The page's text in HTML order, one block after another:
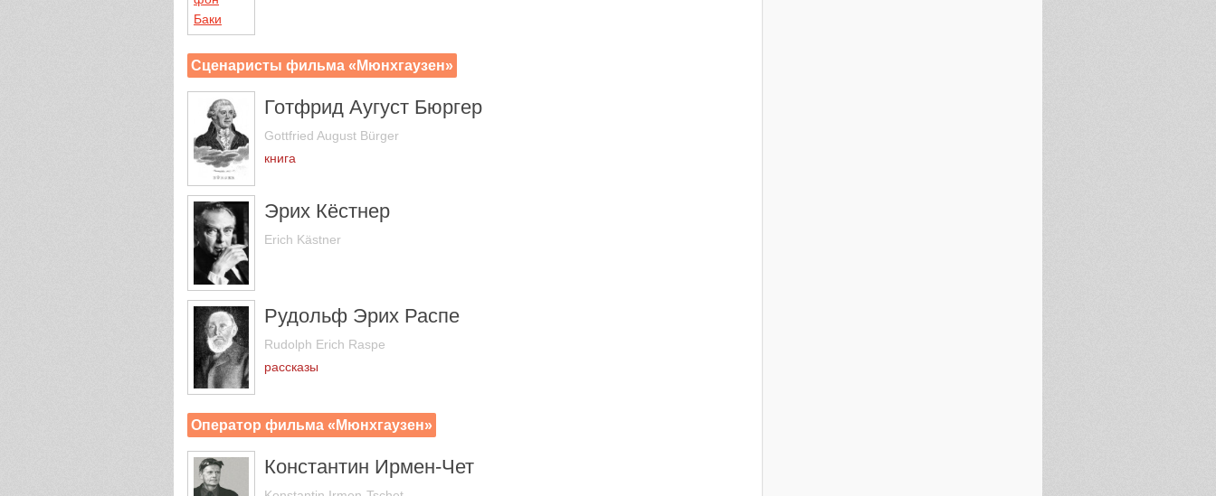
Сценаристы фильма «Мюнхгаузен»
Готфрид Аугуст Бюргер
Gottfried August Bürger
книга
Эрих Кёстнер
Erich Kästner
Рудольф Эрих Распе
Rudolph Erich Raspe
рассказы
Оператор фильма «Мюнхгаузен»
Константин Ирмен-Чет